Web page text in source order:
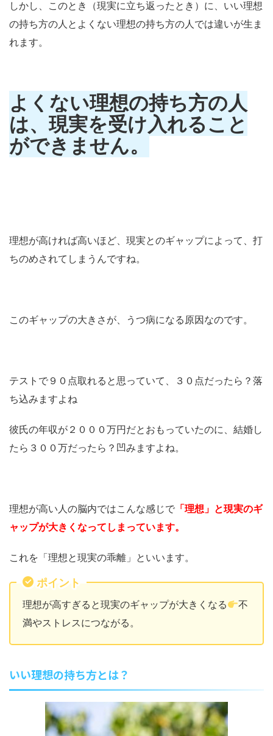
しかし、このとき（現実に立ち返ったとき）に、いい理想
の持ち方の人とよくない理想の持ち方の人では違いが生ま
れます。
よくない理想の持ち方の人
は、現実を受け入れること
ができません。
理想が高ければ高いほど、現実とのギャップによって、打
ちのめされてしまうんですね。
このギャップの大きさが、うつ病になる原因なのです。
テストで９０点取れると思っていて、３０点だったら？落
ち込みますよね
彼氏の年収が２０００万円だとおもっていたのに、結婚し
たら３００万だったら？凹みますよね。
理想が高い人の脳内ではこんな感じで 「理想」と現実のギ
ャップが大きくなってしまっています。
これを「理想と現実の乖離」といいます。
ポイント
理想が高すぎると現実のギャップが大きくなる
不
満やストレスにつながる。
いい理想の持ち方とは？